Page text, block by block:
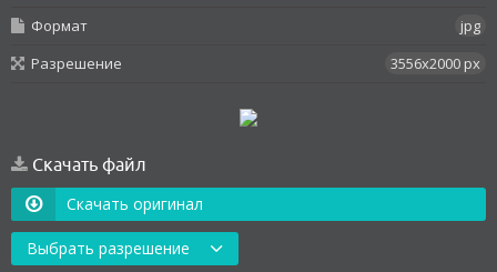
Формат
jpg
Разрешение
3556x2000 px
Скачать файл
Скачать оригинал
Выбрать разрешение